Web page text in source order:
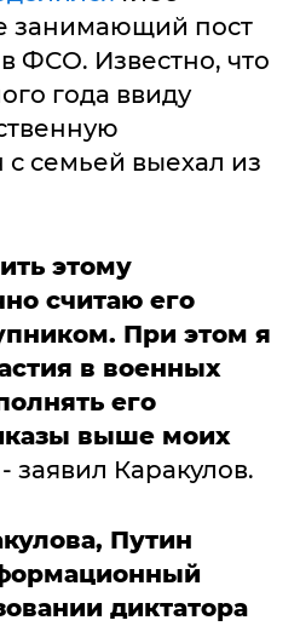
занимающий пост
ФСО. Известно, что
года ввиду
с семьей выехал из
этому
считаю его
При этом я
в военных
его
выше моих
- заявил Каракулов.
Путин
диктатора